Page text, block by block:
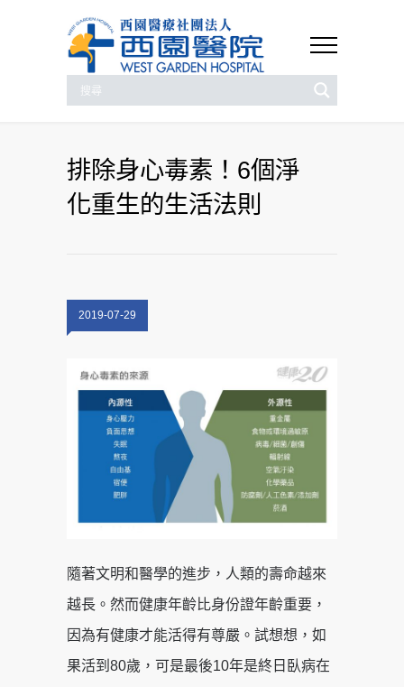
排除身心毒素！6個淨
化重生的生活法則
2019-07-29
隨著文明和醫學的進步，人類的壽命越來
越長。然而健康年齡比身份證年齡重要，
因為有健康才能活得有尊嚴。試想想，如
果活到80歲，可是最後10年是終日臥病在